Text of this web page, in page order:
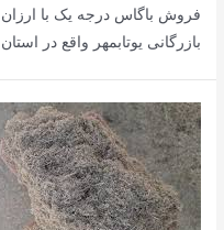
فروش باگاس درجه یک با
بازرگانی یوتابمهر واقع در